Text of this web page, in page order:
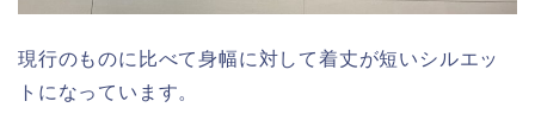
現行のものに比べて身幅に対して着丈が短いシルエッ
トになっています。